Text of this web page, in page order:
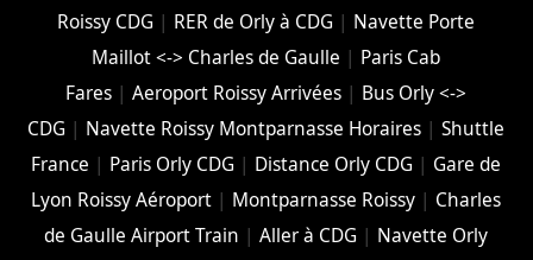
Roissy CDG | RER de Orly à CDG | Navette Porte
Maillot <-> Charles de Gaulle | Paris Cab
Fares |Aeroport Roissy Arrivées | Bus Orly <->
CDG | Navette Roissy Montparnasse Horaires |Shuttle
France | Paris Orly CDG | Distance Orly CDG | Gare de
Lyon Roissy Aéroport | Montparnasse Roissy | Charles
de Gaulle Airport Train |Aller à CDG | Navette Orly